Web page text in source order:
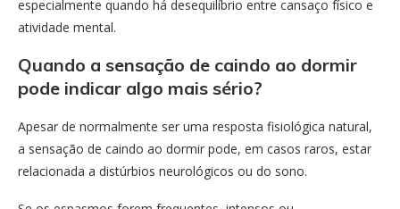
especialmente quando há desequilíbrio entre cansaço físico e
atividade mental.
Quando a sensação de caindo ao dormir
pode indicar algo mais sério?
Apesar de normalmente ser uma resposta fisiológica natural,
a sensação de caindo ao dormir pode, em casos raros, estar
relacionada a distúrbios neurológicos ou do sono.